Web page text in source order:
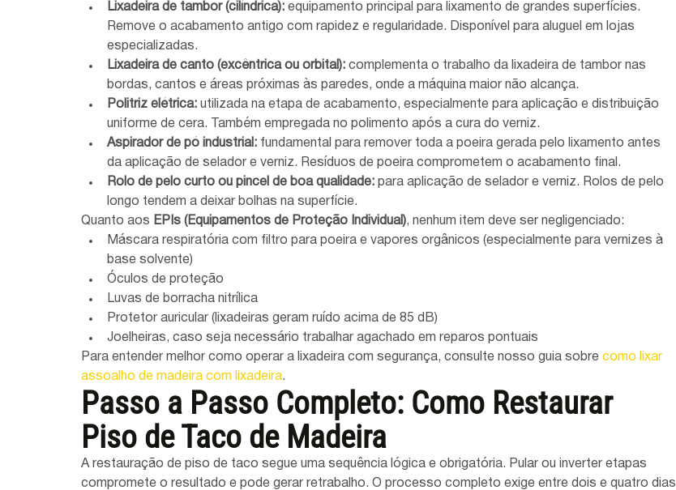
Lixadeira de tambor (cilíndrica): equipamento principal para lixamento de grandes superfícies.
Remove o acabamento antigo com rapidez e regularidade. Disponível para aluguel em lojas
especializadas.
Lixadeira de canto (excêntrica ou orbital): complementa o trabalho da lixadeira de tambor nas
bordas, cantos e áreas próximas às paredes, onde a máquina maior não alcança.
Politriz elétrica: utilizada na etapa de acabamento, especialmente para aplicação e distribuição
uniforme de cera. Também empregada no polimento após a cura do verniz.
Aspirador de pó industrial: fundamental para remover toda a poeira gerada pelo lixamento antes
da aplicação de selador e verniz. Resíduos de poeira comprometem o acabamento final.
Rolo de pelo curto ou pincel de boa qualidade: para aplicação de selador e verniz. Rolos de pelo
longo tendem a deixar bolhas na superfície.
Quanto aos EPIs (Equipamentos de Proteção Individual), nenhum item deve ser negligenciado:
Máscara respiratória com filtro para poeira e vapores orgânicos (especialmente para vernizes à
base solvente)
Óculos de proteção
Luvas de borracha nitrílica
Protetor auricular (lixadeiras geram ruído acima de 85 dB)
Joelheiras, caso seja necessário trabalhar agachado em reparos pontuais
Para entender melhor como operar a lixadeira com segurança, consulte nosso guia sobre como lixar
assoalho de madeira com lixadeira.
Passo a Passo Completo: Como Restaurar
Piso de Taco de Madeira
A restauração de piso de taco segue uma sequência lógica e obrigatória. Pular ou inverter etapas
compromete o resultado e pode gerar retrabalho. O processo completo exige entre dois e quatro dias